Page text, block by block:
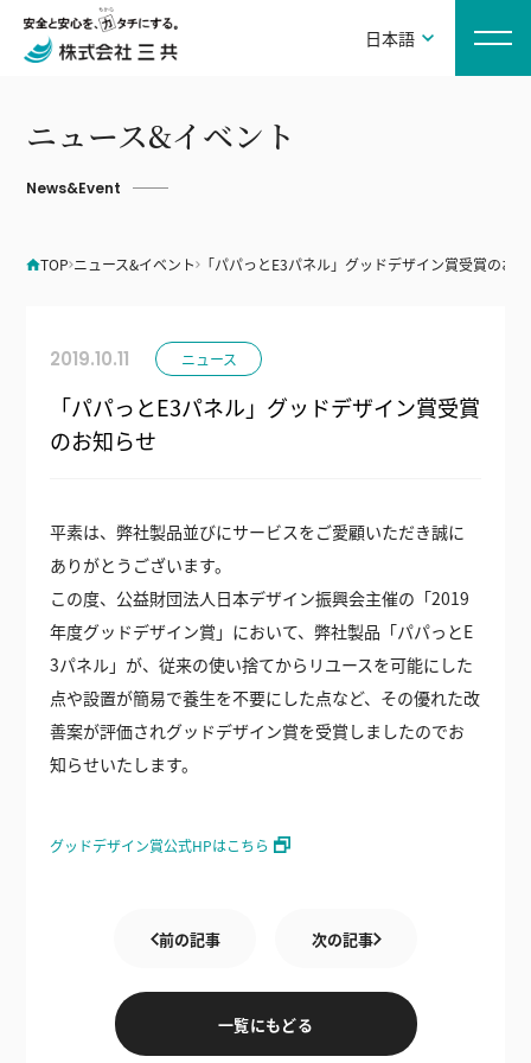
日本語
ニュース&イベント
News&Event
TOP ニュース&イベント 「パパっとE3パネル」グッドデザイン賞受賞のお
2019.10.11 ニュース
「パパっとE3パネル」グッドデザイン賞受賞
のお知らせ
平素は、弊社製品並びにサービスをご愛顧いただき誠に
ありがとうございます。
この度、公益財団法人日本デザイン振興会主催の「2019
年度グッドデザイン賞」において、弊社製品「パパっとE
3パネル」が、従来の使い捨てからリユースを可能にした
点や設置が簡易で養生を不要にした点など、その優れた改
善案が評価されグッドデザイン賞を受賞しましたのでお
知らせいたします。
グッドデザイン賞公式HPはこちら
一覧にもどる